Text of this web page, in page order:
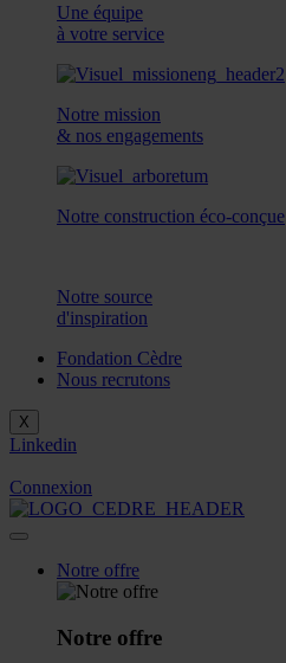
Une équipe
à votre service
Notre mission
& nos engagements
Notre construction éco-conçue
Notre source
d'inspiration
Fondation Cèdre
Nous recrutons
X
Linkedin
Connexion
Notre offre
Notre offre